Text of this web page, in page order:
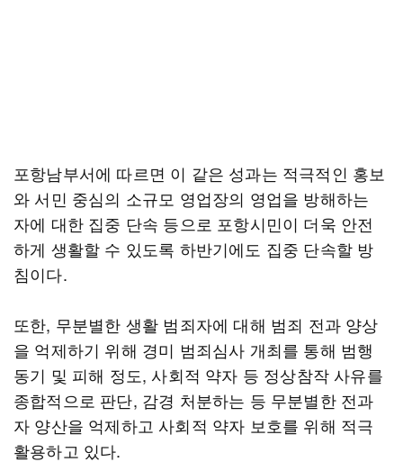
포항남부서에 따르면 이 같은 성과는 적극적인 홍보
와 서민 중심의 소규모 영업장의 영업을 방해하는
자에 대한 집중 단속 등으로 포항시민이 더욱 안전
하게 생활할 수 있도록 하반기에도 집중 단속할 방
침이다.
또한, 무분별한 생활 범죄자에 대해 범죄 전과 양상
을 억제하기 위해 경미 범죄심사 개최를 통해 범행
동기 및 피해 정도, 사회적 약자 등 정상참작 사유를
종합적으로 판단, 감경 처분하는 등 무분별한 전과
자 양산을 억제하고 사회적 약자 보호를 위해 적극
활용하고 있다.